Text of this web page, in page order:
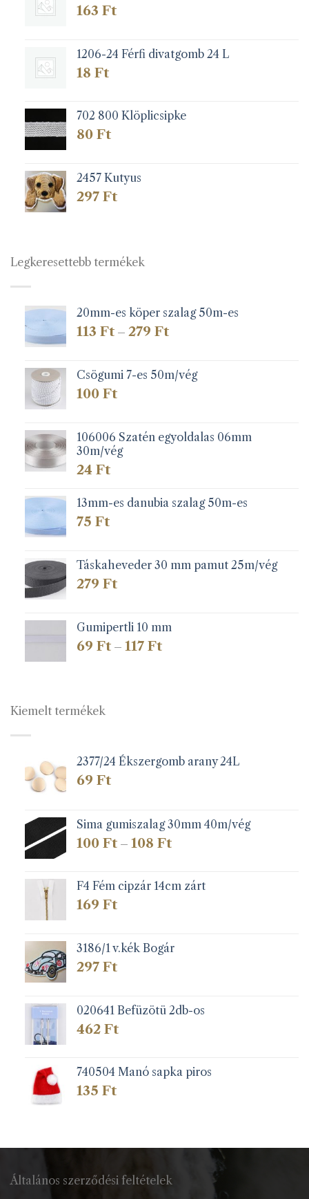
163 Ft
1206-24 Férfi divatgomb 24 L
18 Ft
702 800 Klöplicsipke
80 Ft
2457 Kutyus
297 Ft
Legkeresettebb termékek
20mm-es köper szalag 50m-es
113 Ft – 279 FtÁrtartomány:
279 Ft
Csögumi 7-es 50m/vég
100 Ft
106006 Szatén egyoldalas 06mm
30m/vég
24 Ft
13mm-es danubia szalag 50m-es
75 Ft
Táskaheveder 30 mm pamut 25m/vég
279 Ft
Gumipertli 10 mm
69 Ft – 117 FtÁrtartomány:
Kiemelt termékek
2377/24 Ékszergomb arany 24L
69 Ft
Sima gumiszalag 30mm 40m/vég
100 Ft – 108 FtÁrtartomány:
108 Ft
F4 Fém cipzár 14cm zárt
169 Ft
3186/1 v.kék Bogár
297 Ft
020641 Befüzötü 2db-os
462 Ft
740504 Manó sapka piros
135 Ft
Általános szerződési feltételek